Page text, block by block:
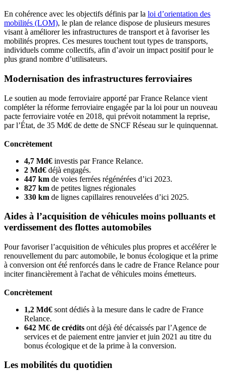
En cohérence avec les objectifs définis par la loi d’orientation des
mobilités (LOM), le plan de relance dispose de plusieurs mesures
visant à améliorer les infrastructures de transport et à favoriser les
mobilités propres. Ces mesures touchent tout types de transports,
individuels comme collectifs, afin d’avoir un impact positif pour le
plus grand nombre d’utilisateurs.
Modernisation des infrastructures ferroviaires
Le soutien au mode ferroviaire apporté par France Relance vient
compléter la réforme ferroviaire engagée par la loi pour un nouveau
pacte ferroviaire votée en 2018, qui prévoit notamment la reprise,
par l’État, de 35 Md€ de dette de SNCF Réseau sur le quinquennat.
Concrètement
4,7 Md€ investis par France Relance.
2 Md€ déjà engagés.
447 km de voies ferrées régénérées d’ici 2023.
827 km de petites lignes régionales
330 km de lignes capillaires renouvelées d’ici 2025.
Aides à l’acquisition de véhicules moins polluants et
verdissement des flottes automobiles
Pour favoriser l’acquisition de véhicules plus propres et accélérer le
renouvellement du parc automobile, le bonus écologique et la prime
à conversion ont été renforcés dans le cadre de France Relance pour
inciter financièrement à l'achat de véhicules moins émetteurs.
Concrètement
1,2 Md€ sont dédiés à la mesure dans le cadre de France
Relance.
642 M€ de crédits ont déjà été décaissés par l’Agence de
services et de paiement entre janvier et juin 2021 au titre du
bonus écologique et de la prime à la conversion.
Les mobilités du quotidien